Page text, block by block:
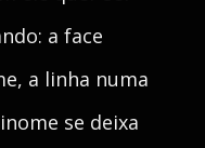
a face
a linha numa
se deixa